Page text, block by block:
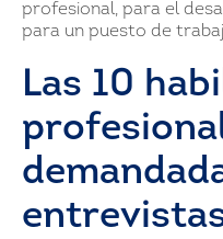
profesional, para el
para un puesto de
Las 10